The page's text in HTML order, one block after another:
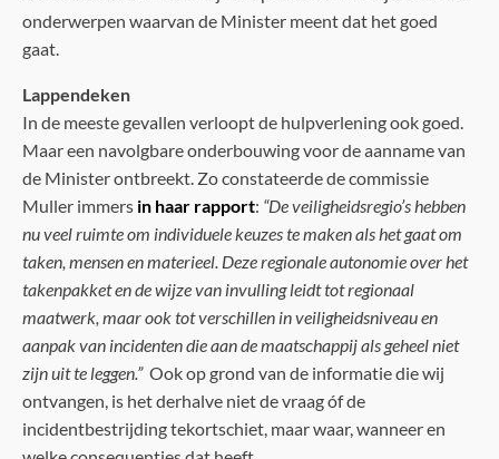
onderwerpen waarvan de Minister meent dat het goed
gaat.
Lappendeken
In de meeste gevallen verloopt de hulpverlening ook goed.
Maar een navolgbare onderbouwing voor de aanname van
de Minister ontbreekt. Zo constateerde de commissie
Muller immers in haar rapport: “De veiligheidsregio’s hebben
nu veel ruimte om individuele keuzes te maken als het gaat om
taken, mensen en materieel. Deze regionale autonomie over het
takenpakket en de wijze van invulling leidt tot regionaal
maatwerk, maar ook tot verschillen in veiligheidsniveau en
aanpak van incidenten die aan de maatschappij als geheel niet
zijn uit te leggen.”Ook op grond van de informatie die wij
ontvangen, is het derhalve niet de vraag óf de
incidentbestrijding tekortschiet, maar waar, wanneer en